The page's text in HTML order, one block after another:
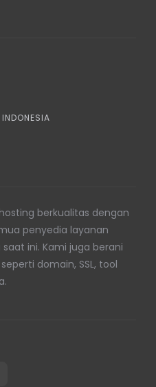
berkualitas dengan
penyedia layanan
ini. Kami juga berani
domain, SSL, tool